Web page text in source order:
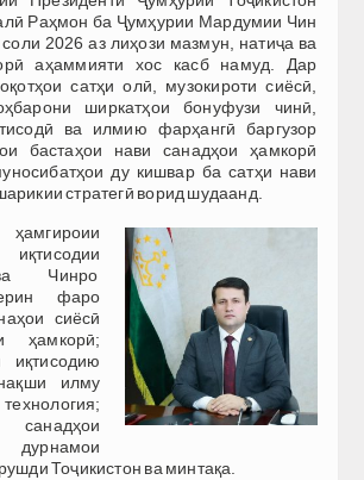
Раҳмон ба Ҷумҳурии Мардумии Чин
2026 аз лиҳози мазмун, натиҷа ва
аҳаммияти хос касб намуд. Дар
сатҳи олӣ, музокироти сиёсӣ,
ширкатҳои бонуфузи чинӣ,
ва илмию фарҳангӣ баргузор
бастаҳои нави санадҳои ҳамкорӣ
ду кишвар ба сатҳи нави
стратегӣ ворид шудаанд.
Чинро
фаро
сиёсӣ
ҳамкорӣ;
иқтисодию
илму
Тоҷикистон ва минтақа.